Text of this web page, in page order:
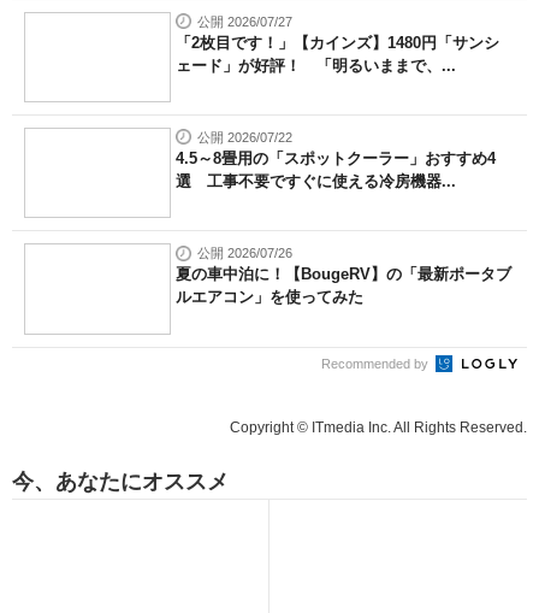
公開 2026/07/27
「2枚目です！」【カインズ】1480円「サンシ
ェード」が好評！ 「明るいままで、...
公開 2026/07/22
4.5～8畳用の「スポットクーラー」おすすめ4
選 工事不要ですぐに使える冷房機器...
公開 2026/07/26
夏の車中泊に！【BougeRV】の「最新ポータブ
ルエアコン」を使ってみた
Recommended by
Copyright © ITmedia Inc. All Rights Reserved.
今、あなたにオススメ